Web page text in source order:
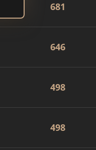
681
646
498
498